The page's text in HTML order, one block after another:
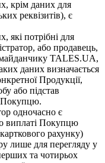
крім даних для
реквізитів), є
які потрібні для
або продавець,
TALES.UA,
даних визначається
Продукції,
або підстав
Покупцю.
одночасно є
виплаті Покупцю
рахунку)
лише для перегляду у
та чотирьох